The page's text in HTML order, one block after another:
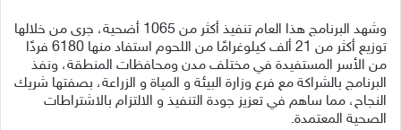
وشهد البرنامج هذا العام تنفيذ أكثر من 1065 أضحية، جرى من خلالها
توزيع أكثر من 21 ألف كيلوغرامًا من اللحوم استفاد منها 6180 فردًا
من الأسر المستفيدة في مختلف مدن ومحافظات المنطقة، ونفذ
البرنامج بالشراكة مع فرع وزارة البيئة و المياة و الزراعة، بصفتها شريك
النجاح، مما ساهم في تعزيز جودة التنفيذ و الالتزام بالاشتراطات
الصحية المعتمدة.